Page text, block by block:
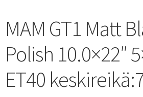
MAM GT1 Matt
Polish 10.0×22″
ET40